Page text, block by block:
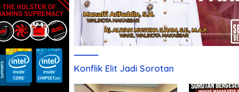
Konflik Elit Jadi Sorotan